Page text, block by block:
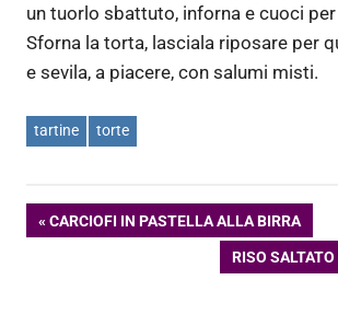
un tuorlo sbattuto, inforna e cuoci
Sforna la torta, lasciala riposare per
e sevila, a piacere, con salumi misti.
tartine torte
Navigazione
ARTICOLO
CARCIOFI IN PASTELLA ALLA BIRRA
ARTICOLO
RISO SALTATO